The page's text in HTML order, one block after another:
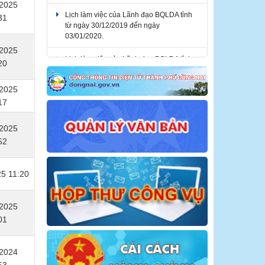
11:20
Lịch làm việc của Lãnh đạo BQLDA tỉnh
từ ngày 30/12/2019 đến ngày
03/01/2020.
Lịch làm việc của Lãnh đạo BQLDA tỉnh
từ ngày 03/02/2020 đến ngày
07/02/2020.